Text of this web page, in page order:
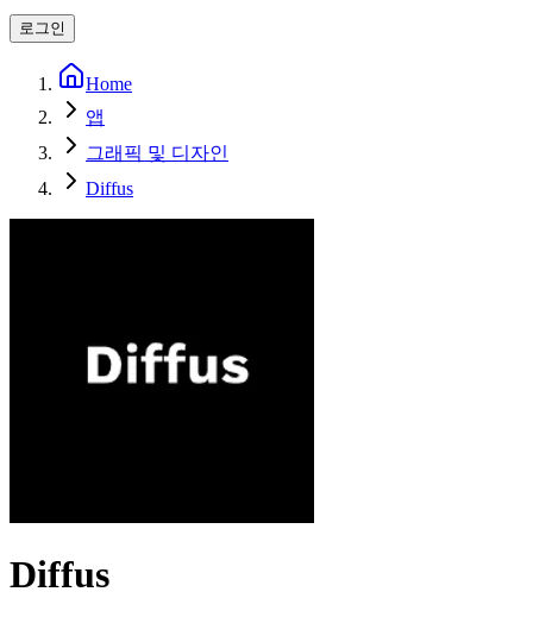
로그인
Home
앱
그래픽 및 디자인
Diffus
Diffus